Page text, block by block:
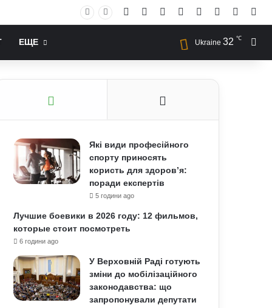
Facebook YouTubeInstagram
RSS Log In
ЕЩЕ Ukraine 32 ℃
Які види професійного
спорту приносять
користь для здоров’я:
поради експертів
5 години ago
Лучшие боевики в 2026 году: 12 фильмов,
которые стоит посмотреть
6 години ago
У Верховній Раді готують
зміни до мобілізаційного
законодавства: що
запропонували депутати